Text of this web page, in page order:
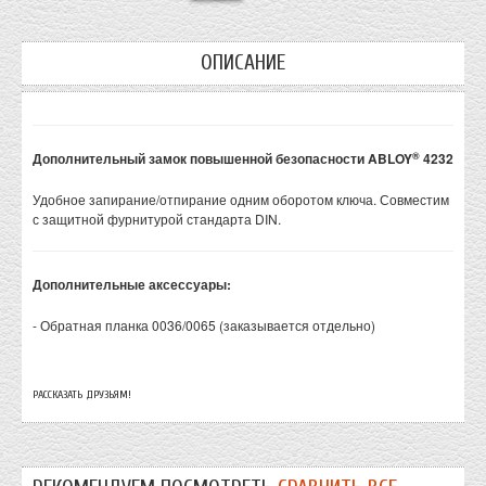
ОПИСАНИЕ
Дополнительный замок повышенной безопасности ABLOY® 4232
Удобное запирание/отпирание одним оборотом ключа. Совместим
с защитной фурнитурой стандарта DIN.
Дополнительные аксессуары:
- Обратная планка 0036/0065 (заказывается отдельно)
РАССКАЗАТЬ ДРУЗЬЯМ!